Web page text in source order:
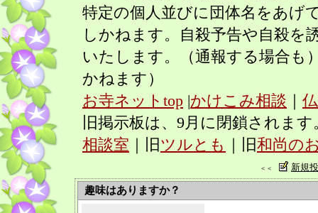
特定の個人並びに団体名をあげ
しかねます。自殺予告や自殺を
いたします。（通報する場合も
かねます）
お寺ネットtop |かけこみ相談 ｜
旧掲示板は、9月に閉鎖されます
相談室 ｜旧ツルとも ｜旧和尚の
＜＜ 新規
趣味はありますか？